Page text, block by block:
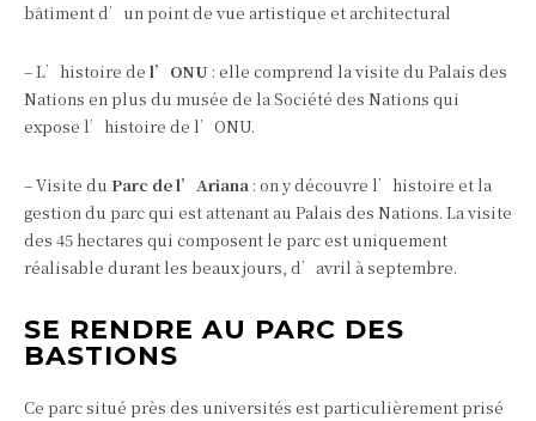
bâtiment d’un point de vue artistique et architectural
– L’histoire de l’ONU : elle comprend la visite du Palais des
Nations en plus du musée de la Société des Nations qui
expose l’histoire de l’ONU.
– Visite du Parc de l’Ariana : on y découvre l’histoire et la
gestion du parc qui est attenant au Palais des Nations. La visite
des 45 hectares qui composent le parc est uniquement
réalisable durant les beaux jours, d’avril à septembre.
SE RENDRE AU PARC DES
BASTIONS
Ce parc situé près des universités est particulièrement prisé